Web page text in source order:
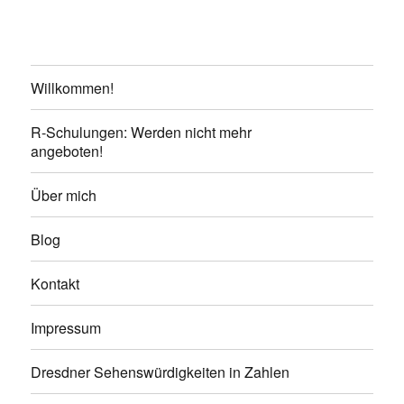
Willkommen!
R-Schulungen: Werden nicht mehr
angeboten!
Über mich
Blog
Kontakt
Impressum
Dresdner Sehenswürdigkeiten in Zahlen